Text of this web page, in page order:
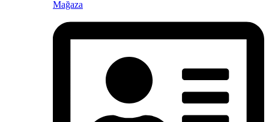
Mağaza